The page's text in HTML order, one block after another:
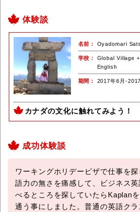
体験談
名前 Oyadomari
学校
Global Village
English
期間 2017年6月-
カナダの文化に触れてみよう！
成功体験談
ワーキングホリデービザで仕事を
語力の無さを痛感して、ビジネス
べるところを探していたらKaplan
通う事にしました。普通の英語ク